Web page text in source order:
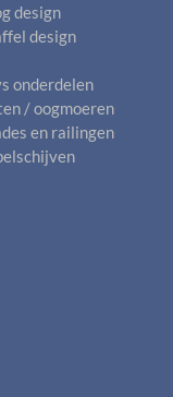
design
design
onderdelen
/ oogmoeren
en railingen